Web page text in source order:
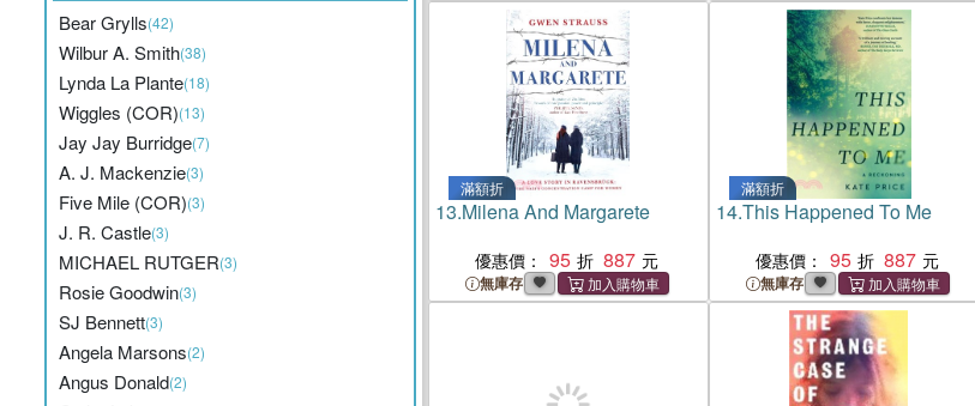
Bear Grylls(42)
Wilbur A. Smith(38)
Lynda La Plante(18)
Wiggles (COR)(13)
Jay Jay Burridge(7)
A. J. Mackenzie(3)
Five Mile (COR)(3)
J. R. Castle(3)
MICHAEL RUTGER(3)
Rosie Goodwin(3)
SJ Bennett(3)
Angela Marsons(2)
Angus Donald(2)
滿額折
13.Milena And Margarete
優惠價： 95 887
無庫存
滿額折
14.This Happened To Me
優惠價： 95 887
無庫存